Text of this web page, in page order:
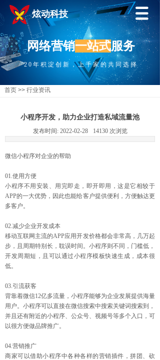
炫动科技
网络营销一站式服务
20年积淀创新，上千家的共同选择
首页 >> 行业资讯
小程序开发，助力企业打造私域流量池
发布时间: 2022-02-28 14130 次浏览
微信小程序对企业的帮助
01.使用方便
小程序不用安装、用完即走，即开即用，这是它相较于
APP的一大优势，因此也能给客户提供便利，方便触达更
多客户。
02.减少企业开发成本
移动互联网主流的APP应用开发价格都会非常高，几万起
步，且周期特别长，耽误时间。小程序则不同，门槛低，
开发周期短，且可以通过小程序模板快速生成，成本很
低。
03.引流获客
背靠着微信12亿多流量，小程序能够为企业发展提供海量
用户。小程序可以直接在微信搜索中搜索关键词搜索到，
并且还有附近的小程序、公众号、视频号等多个入口，可
以很方便做品牌推广。
04.营销推广
商家可以借助小程序中各种各样的营销插件，拼团、砍